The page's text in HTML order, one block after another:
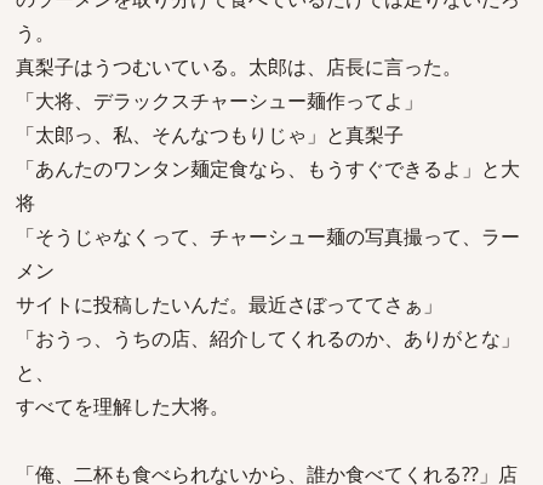
う。
真梨子はうつむいている。太郎は、店長に言った。
「大将、デラックスチャーシュー麺作ってよ」
「太郎っ、私、そんなつもりじゃ」と真梨子
「あんたのワンタン麺定食なら、もうすぐできるよ」と大
将
「そうじゃなくって、チャーシュー麺の写真撮って、ラー
メン
サイトに投稿したいんだ。最近さぼっててさぁ」
「おうっ、うちの店、紹介してくれるのか、ありがとな」
と、
すべてを理解した大将。
「俺、二杯も食べられないから、誰か食べてくれる??」店